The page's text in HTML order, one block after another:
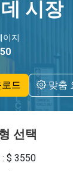
시장
이지
드 맞춤
선택
$ 3550